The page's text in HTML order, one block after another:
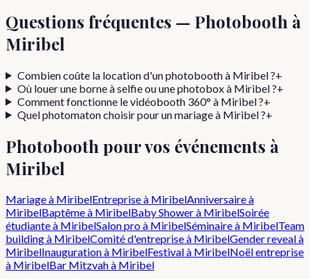
Questions fréquentes — Photobooth à
Miribel
Combien coûte la location d'un photobooth à Miribel?+
Où louer une borne à selfie ou une photobox à Miribel?+
Comment fonctionne le vidéobooth 360° à Miribel?+
Quel photomaton choisir pour un mariage à Miribel?+
Photobooth pour vos événements à
Miribel
Mariageà MiribelEntrepriseà MiribelAnniversaireà
MiribelBaptêmeà MiribelBaby Showerà MiribelSoirée
étudianteà MiribelSalon proà MiribelSéminaireà MiribelTeam
buildingà MiribelComité d'entrepriseà MiribelGender revealà
MiribelInaugurationà MiribelFestivalà MiribelNoël entreprise
à MiribelBar Mitzvahà Miribel